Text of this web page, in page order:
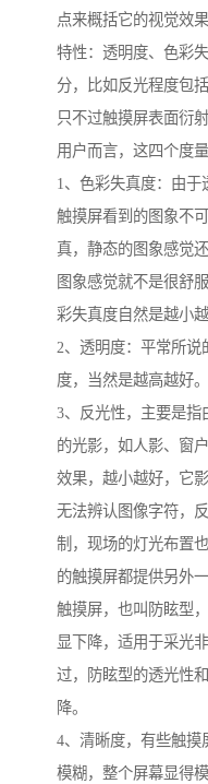
点来概括它的视觉效
特性：透明度、色彩
分，比如反光程度包
只不过触摸屏表面衍
用户而言，这四个度
1、色彩失真度：由
触摸屏看到的图象不
真，静态的图象感觉
图象感觉就不是很舒
彩失真度自然是越小越
2、透明度：平常所说
度，当然是越高越好。
3、反光性，主要是
的光影，如人影、窗
效果，越小越好，它
无法辨认图像字符，
制，现场的灯光布置
的触摸屏都提供另外
触摸屏，也叫防眩型
显下降，适用于采光
过，防眩型的透光性
降。
4、清晰度，有些触
模糊，整个屏幕显得